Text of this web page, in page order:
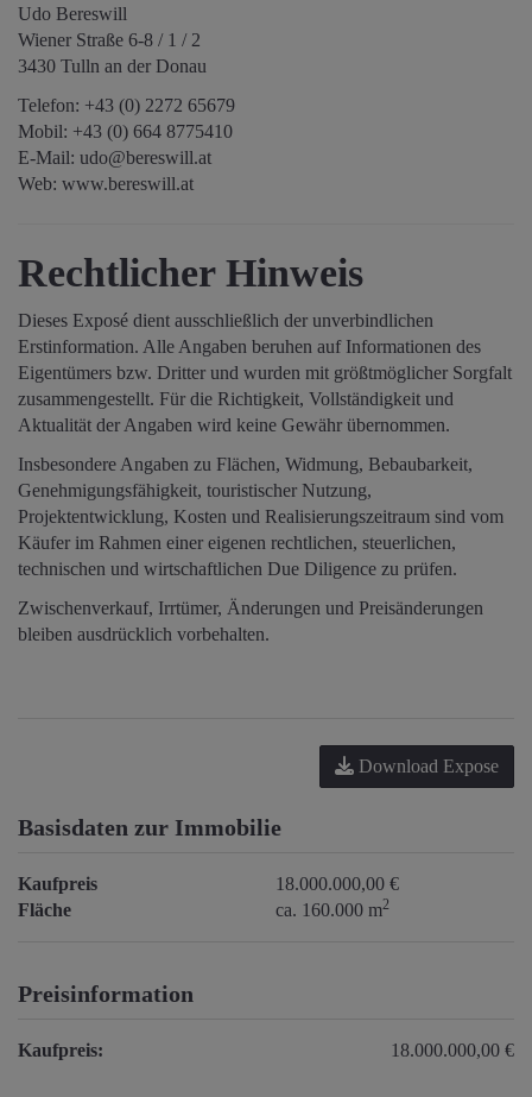
Udo Bereswill
Wiener Straße 6-8 / 1 / 2
3430 Tulln an der Donau
Telefon: +43 (0) 2272 65679
Mobil: +43 (0) 664 8775410
E-Mail: udo@bereswill.at
Web: www.bereswill.at
Rechtlicher Hinweis
Dieses Exposé dient ausschließlich der unverbindlichen
Erstinformation. Alle Angaben beruhen auf Informationen des
Eigentümers bzw. Dritter und wurden mit größtmöglicher Sorgfalt
zusammengestellt. Für die Richtigkeit, Vollständigkeit und
Aktualität der Angaben wird keine Gewähr übernommen.
Insbesondere Angaben zu Flächen, Widmung, Bebaubarkeit,
Genehmigungsfähigkeit, touristischer Nutzung,
Projektentwicklung, Kosten und Realisierungszeitraum sind vom
Käufer im Rahmen einer eigenen rechtlichen, steuerlichen,
technischen und wirtschaftlichen Due Diligence zu prüfen.
Zwischenverkauf, Irrtümer, Änderungen und Preisänderungen
bleiben ausdrücklich vorbehalten.
Download Expose
Basisdaten zur Immobilie
Kaufpreis
18.000.000,00 €
Fläche
ca. 160.000 m2
Preisinformation
Kaufpreis: 18.000.000,00 €